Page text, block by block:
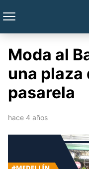
Moda al
una plaza
pasarela
hace 4 años